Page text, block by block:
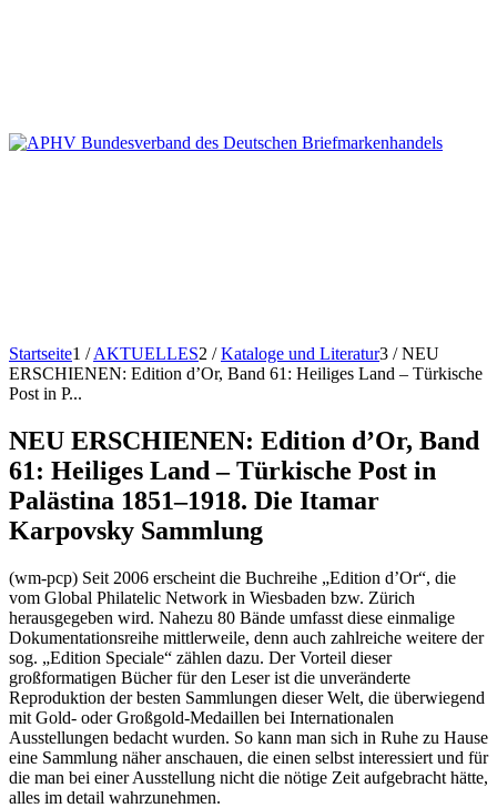
Startseite1 / AKTUELLES2 / Kataloge und Literatur3 / NEU
ERSCHIENEN: Edition d’Or, Band 61: Heiliges Land – Türkische
Post in P...
NEU ERSCHIENEN: Edition d’Or, Band
61: Heiliges Land – Türkische Post in
Palästina 1851–1918. Die Itamar
Karpovsky Sammlung
(wm-pcp) Seit 2006 erscheint die Buchreihe „Edition d’Or“, die
vom Global Philatelic Network in Wiesbaden bzw. Zürich
herausgegeben wird. Nahezu 80 Bände umfasst diese einmalige
Dokumentationsreihe mittlerweile, denn auch zahlreiche weitere der
sog. „Edition Speciale“ zählen dazu. Der Vorteil dieser
großformatigen Bücher für den Leser ist die unveränderte
Reproduktion der besten Sammlungen dieser Welt, die überwiegend
mit Gold- oder Großgold-Medaillen bei Internationalen
Ausstellungen bedacht wurden. So kann man sich in Ruhe zu Hause
eine Sammlung näher anschauen, die einen selbst interessiert und für
die man bei einer Ausstellung nicht die nötige Zeit aufgebracht hätte,
alles im detail wahrzunehmen.